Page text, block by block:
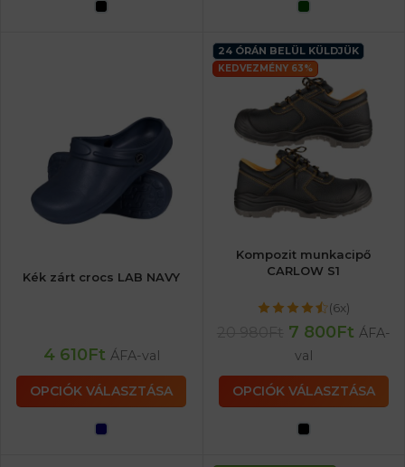
Kék zárt crocs LAB NAVY
4 610Ft ÁFA-val
OPCIÓK VÁLASZTÁSA
24 ÓRÁN BELÜL KÜLDJÜK
KEDVEZMÉNY 63%
Kompozit munkacipő
CARLOW S1
(6x)
7 800Ft ÁFA-
val
OPCIÓK VÁLASZTÁSA